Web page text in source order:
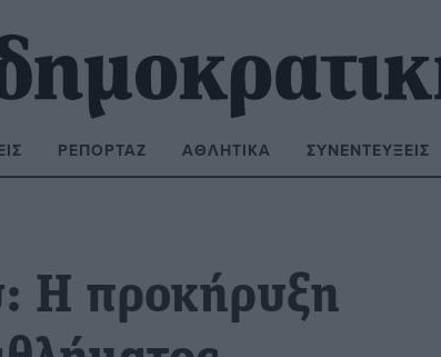
ΡΕΠΟΡΤΆΖ ΑΘΛΗΤΙΚΆ ΣΥΝΕΝΤΕΎΞΕΙΣ
Η προκήρυξη